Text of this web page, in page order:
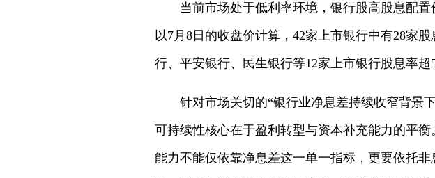
当前市场处于低利率环境，银行股高股息配
以7月8日的收盘价计算，42家上市银行中有28家
行、平安银行、民生银行等12家上市银行股息率超
针对市场关切的“银行业净息差持续收窄背景
可持续性核心在于盈利转型与资本补充能力的平
能力不能仅依靠净息差这一单一指标，更要依托